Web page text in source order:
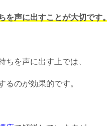
を声に出すことが大切です。
ちを声に出す上では、
るのが効果的です。